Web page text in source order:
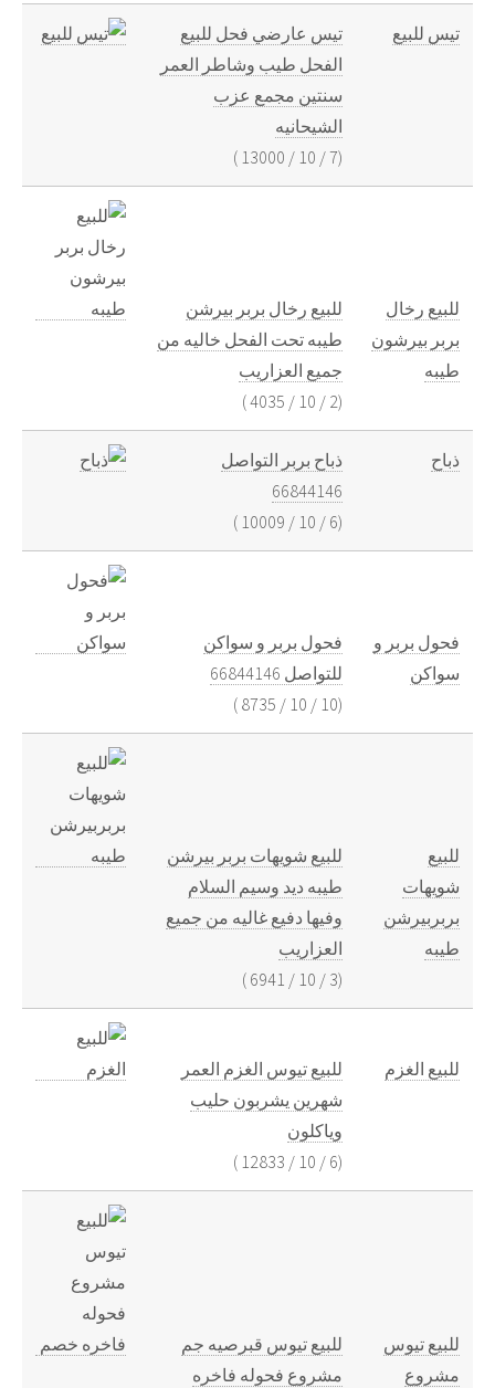
تيس للبيع
تيس عارضي فحل للبيع
الفحل طيب وشاطر العمر
سنتين مجمع عزب
الشيحانيه
(
7
/
10
/
13000
)
للبيع رخال
بربر بيرشون
طيبه
للبيع رخال بربر بيرشن
طيبه تحت الفحل خاليه من
جميع العزاريب
(
2
/
10
/
4035
)
ذباح
ذباح بربر التواصل
66844146
(
6
/
10
/
10009
)
فحول بربر و
سواكن
فحول بربر و سواكن
للتواصل 66844146
(
10
/
10
/
8735
)
للبيع
شويهات
بربربيرشن
طيبه
للبيع شويهات بربر بيرشن
طيبه ديد وسيم السلام
وفيها دفيع غاليه من جميع
العزاريب
(
3
/
10
/
6941
)
للبيع الغزم
للبيع تيوس الغزم العمر
شهرين يشربون حليب
وياكلون
(
6
/
10
/
12833
)
للبيع تيوس
مشروع
للبيع تيوس قبرصيه جم
مشروع فحوله فاخره